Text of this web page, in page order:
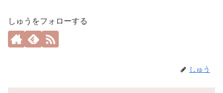
しゅうをフォローする
しゅう